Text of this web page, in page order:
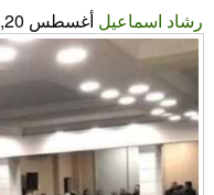
رشاد اسماعيل أغسطس 20, 2023